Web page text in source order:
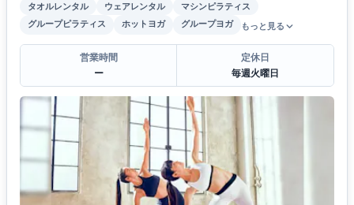
タオルレンタル ウェアレンタル
マシンピラティス
グループピラティス
ホットヨガ グループヨガ もっと見る
営業時間
ー
定休日
毎週火曜日